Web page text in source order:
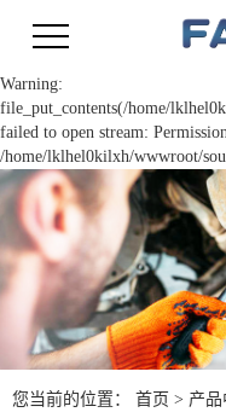
Warning:
file_put_contents(/home/
failed to open stream:
/home/lklhel0kilxh/wwwroot/
您当前的位置： 首页 > 产